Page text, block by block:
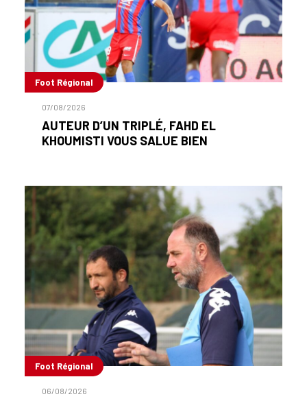
Foot Régional
07/08/2026
AUTEUR D’UN TRIPLÉ, FAHD EL
KHOUMISTI VOUS SALUE BIEN
Foot Régional
06/08/2026